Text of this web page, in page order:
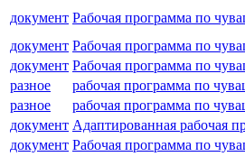
документ Рабочая программа по
документ Рабочая программа по
документ Рабочая программа по
разное
рабочая программа по
разное
рабочая программа по
документ Адаптированная рабочая
документ Рабочая программа по